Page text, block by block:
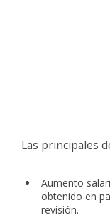
Las principales
Aumento
obtenido en
revisión.